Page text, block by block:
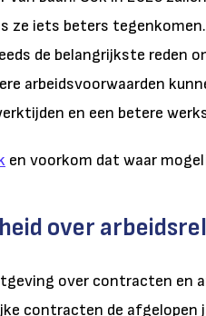
ze iets beters
de belangrijkste reden
arbeidsvoorwaarden
en een betere
en voorkom dat waar
over
over contracten en
contracten de afgelopen